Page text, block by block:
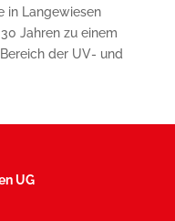
in Langewiesen
Jahren zu einem
der UV- und
UG